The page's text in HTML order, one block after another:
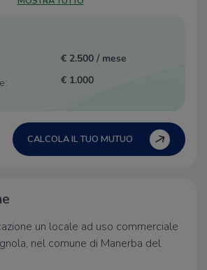
€ 2.500 / mese
€ 1.000
CALCOLA IL TUO MUTUO
un locale ad uso commerciale
nel comune di Manerba del